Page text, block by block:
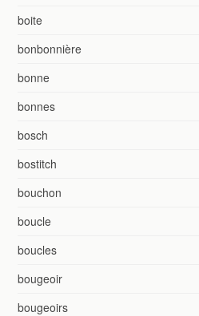
boite
bonbonnière
bonne
bonnes
bosch
bostitch
bouchon
boucle
boucles
bougeoir
bougeoirs